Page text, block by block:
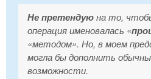
Не претендуюна то,
операция именовалась «
«методом». Но, в моем
могла бы дополнить
возможности.